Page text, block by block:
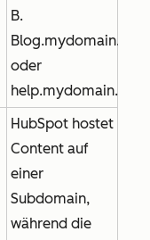
B.
Blog.mydomain.com
oder
help.mydomain.com
HubSpot hostet
Content auf
einer
Subdomain,
während die